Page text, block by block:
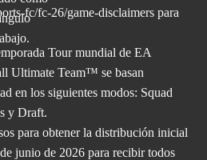
fc/fc-26/game-disclaimers para
Tour mundial de EA
Ultimate Team™ se basan
en los siguientes modos: Squad
y Draft.
para obtener la distribución inicial
junio de 2026 para recibir todos